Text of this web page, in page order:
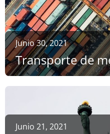
Junio 30, 2021
Transporte de
Junio 21, 2021